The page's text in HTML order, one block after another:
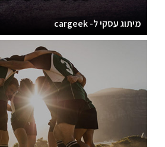
מיתוג עסקי ל- cargeek